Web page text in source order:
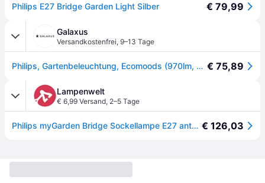
Philips E27 Bridge Garden Light Silber € 79,99
Galaxus
Versandkostenfrei, 9–13 Tage
Philips, Gartenbeleuchtung, Ecomoods (970lm, E27, IP44) € 75,89
Lampenwelt
€ 6,99 Versand, 2–5 Tage
Philips myGarden Bridge Sockellampe E27 anthrazit € 126,03